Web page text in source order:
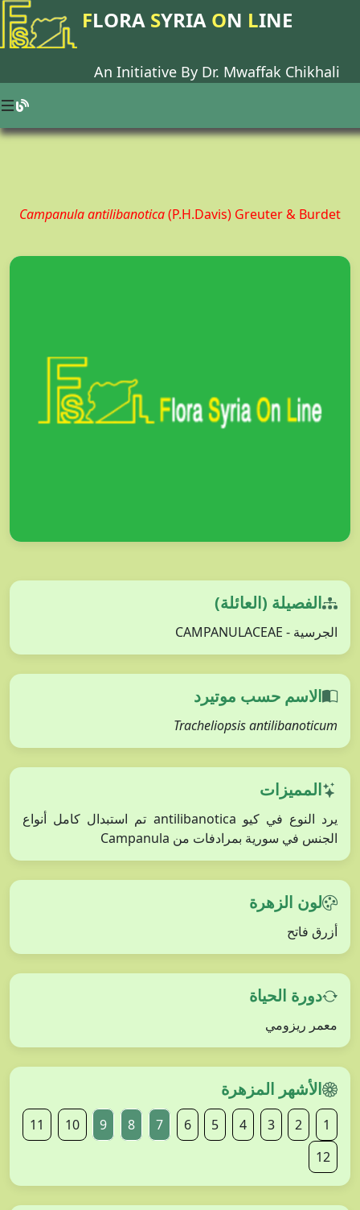
FLORA SYRIA ON LINE
An Initiative By Dr. Mwaffak Chikhali
Campanula antilibanotica(P.H.Davis) Greuter & Burdet
الفصيلة (العائلة)
الجرسية - CAMPANULACEAE
الاسم حسب موتيرد
Tracheliopsis antilibanoticum
المميزات
يرد النوع في كيو antilibanotica تم استبدال كامل أنواع
الجنس في سورية بمرادفات من Campanula
لون الزهرة
أزرق فاتح
دورة الحياة
معمر ريزومي
الأشهر المزهرة
1
2
3
4
5
6
7
8
9
10
11
12